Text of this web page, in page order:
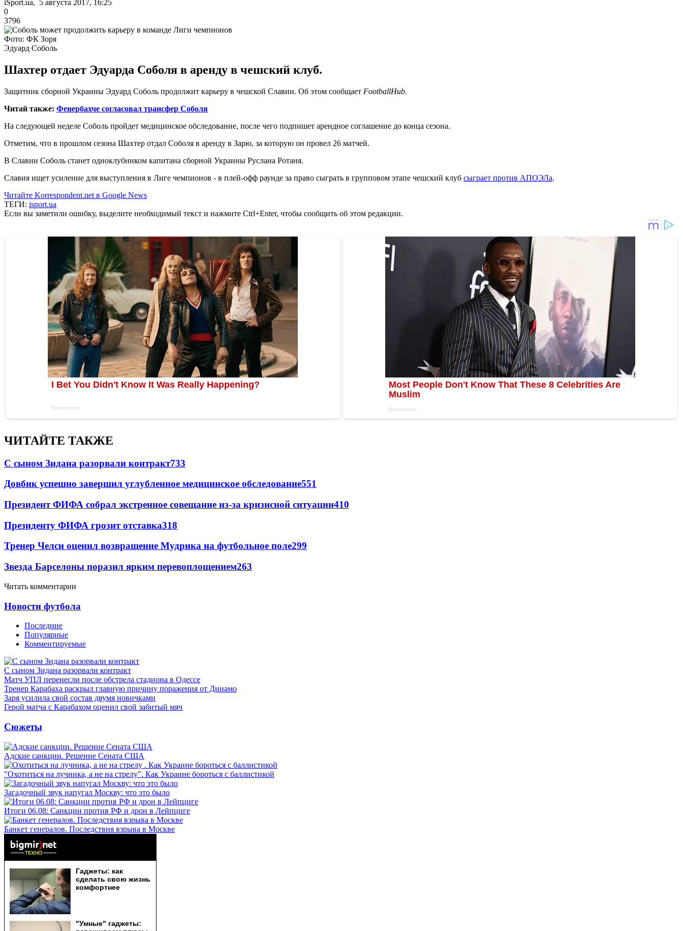
iSport.ua, 5 августа 2017, 16:25
0
3796
Фото: ФК Зоря
Эдуард Соболь
Шахтер отдает Эдуарда Соболя в аренду в чешский клуб.
Защитник сборной Украины Эдуард Соболь продолжит карьеру в чешской Славии. Об этом сообщает FootballHub.
Читай также: Фенербахче согласовал трансфер Соболя
На следующей неделе Соболь пройдет медицинское обследование, после чего подпишет арендное соглашение до конца сезона.
Отметим, что в прошлом сезона Шахтер отдал Соболя в аренду в Зарю, за которую он провел 26 матчей.
В Славии Соболь станет одноклубником капитана сборной Украины Руслана Ротаня.
Славия ищет усиление для выступления в Лиге чемпионов - в плей-офф раунде за право сыграть в групповом этапе чешский клуб сыграет против АПОЭЛа.
Читайте Korrespondent.net в Google News
ТЕГИ: isport.ua
Если вы заметили ошибку, выделите необходимый текст и нажмите Ctrl+Enter, чтобы сообщить об этом редакции.
ЧИТАЙТЕ ТАКЖЕ
С сыном Зидана разорвали контракт733
Довбик успешно завершил углубленное медицинское обследование551
Президент ФИФА собрал экстренное совещание из-за кризисной ситуации410
Президенту ФИФА грозит отставка318
Тренер Челси оценил возвращение Мудрика на футбольное поле299
Звезда Барселоны поразил ярким перевоплощением263
Читать комментарии
Новости футбола
Последние
Популярные
Комментируемые
С сыном Зидана разорвали контракт
Матч УПЛ перенесли после обстрела стадиона в Одессе
Тренер Карабаха раскрыл главную причину поражения от Динамо
Заря усилила свой состав двумя новичками
Герой матча с Карабахом оценил свой забитый мяч
Сюжеты
Адские санкции. Решение Сената США
"Охотиться на лучника, а не на стрелу". Как Украине бороться с баллистикой
Загадочный звук напугал Москву: что это было
Итоги 06.08: Санкции против РФ и дрон в Лейпциге
Банкет генералов. Последствия взрыва в Москве